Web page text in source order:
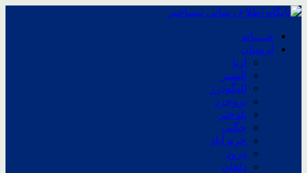
خــــانه
لرستان
ازنا
الشتر
الیگودرز
بروجرد
پلدختر
چگنی
خرم آباد
درود
دلفان